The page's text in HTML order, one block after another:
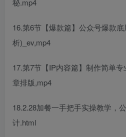
16.第6节【爆款篇】公众号爆款
析)_ev,mp4
17.第7节【IP内容篇】制作简单
章排版,mp4
18.2.28加餐一手把手实操教学，
计.html